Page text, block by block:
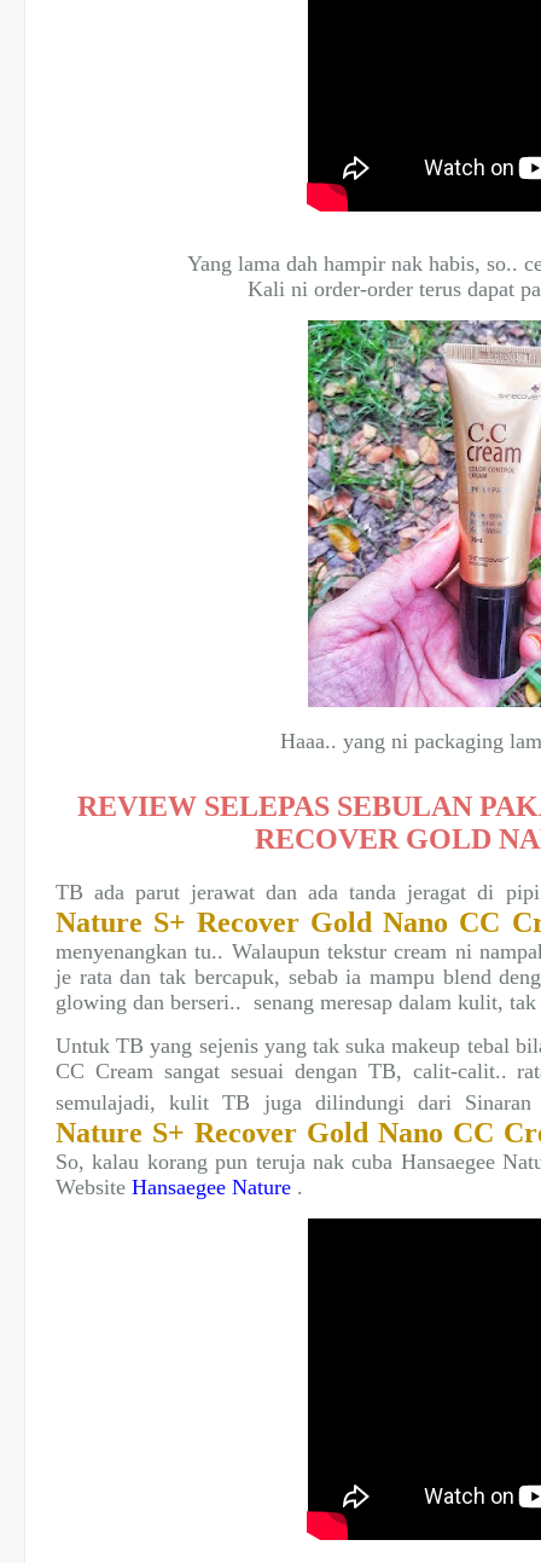
Yang lama dah hampir nak habis, so..
Kali ni order-order terus dapat
Haaa.. yang ni packaging
REVIEW SELEPAS SEBULAN
RECOVER GOLD
TB ada parut jerawat dan ada tanda jeragat di
Nature S+ Recover Gold Nano CC
menyenangkan tu.. Walaupun tekstur cream ni
je rata dan tak bercapuk, sebab ia mampu blend
glowing dan berseri.. senang meresap dalam kulit,
Untuk TB yang sejenis yang tak suka makeup tebal
CC Cream sangat sesuai dengan TB, calit-calit..
semulajadi, kulit TB juga dilindungi dari
Nature S+ Recover Gold Nano CC
So, kalau korang pun teruja nak cuba Hansaegee
Website Hansaegee Nature .